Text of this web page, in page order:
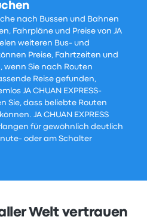
nach Bussen und Bahnen
Fahrpläne und Preise von JA
weiteren Bus- und
Preise, Fahrtzeiten und
Sie nach Routen
Reise gefunden,
JA CHUAN EXPRESS-
Sie, dass beliebte Routen
JA CHUAN EXPRESS
für gewöhnlich deutlich
oder am Schalter
Welt vertrauen